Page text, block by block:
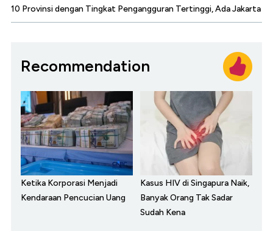
10 Provinsi dengan Tingkat Pengangguran Tertinggi, Ada Jakarta
Recommendation
Ketika Korporasi Menjadi
Kendaraan Pencucian Uang
Kasus HIV di Singapura Naik,
Banyak Orang Tak Sadar
Sudah Kena